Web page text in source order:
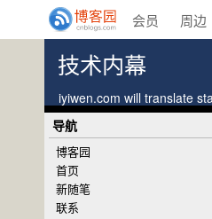
会员 周边
技术内幕
iyiwen.com will translate
导航
博客园
首页
新随笔
联系